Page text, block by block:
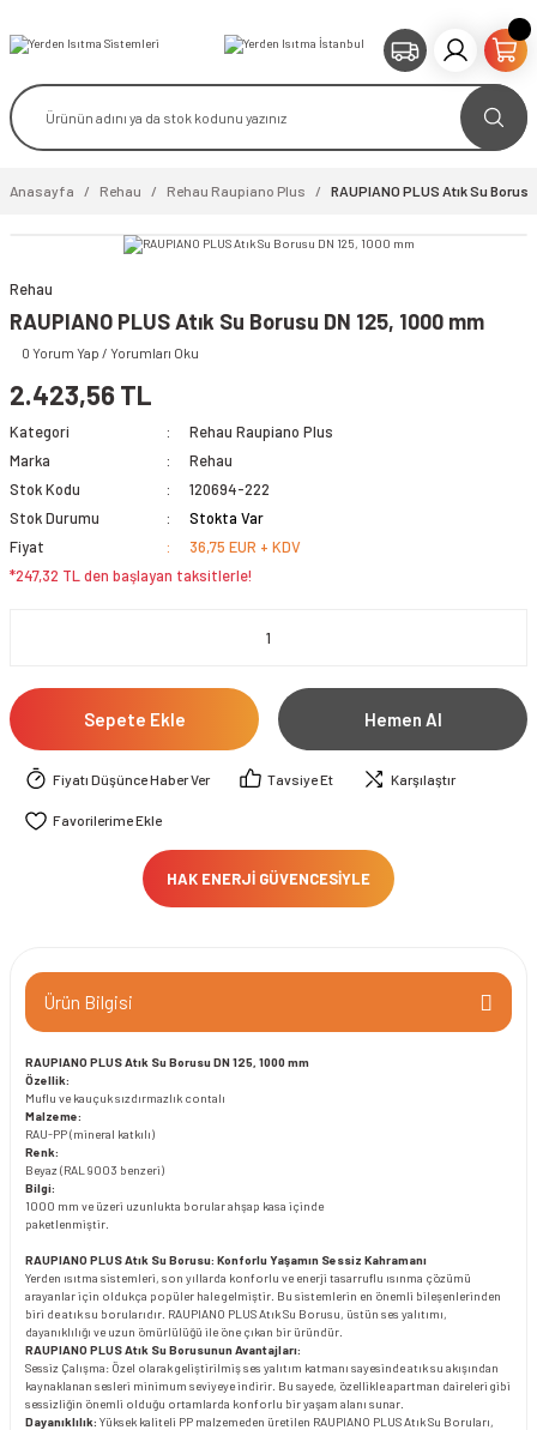
Anasayfa Rehau Rehau Raupiano Plus RAUPIANO PLUS Atık Su
Rehau
RAUPIANO PLUS Atık Su Borusu DN 125, 1000 mm
0 Yorum Yap / Yorumları Oku
2.423,56 TL
Kategori
Rehau Raupiano Plus
Marka
Rehau
Stok Kodu
120694-222
Stok Durumu
Stokta Var
Fiyat
36,75 EUR + KDV
*247,32 TL den başlayan taksitlerle!
Sepete Ekle Hemen Al
Fiyatı Düşünce Haber Ver Tavsiye Et Karşılaştır
HAK ENERJİ GÜVENCESİYLE
Ürün Bilgisi
RAUPIANO PLUS Atık Su BorusuDN 125, 1000 mm
Özellik:
Muflu ve kauçuk sızdırmazlık contalı
Malzeme:
RAU-PP (mineral katkılı)
Renk:
Beyaz (RAL 9003 benzeri)
Bilgi:
1000 mm ve üzeri uzunlukta borular ahşap kasa içinde
paketlenmiştir.
RAUPIANO PLUS Atık Su Borusu: Konforlu Yaşamın Sessiz Kahramanı
Yerden ısıtma sistemleri, son yıllarda konforlu ve enerji tasarruflu ısınma çözümü
arayanlar için oldukça popüler hale gelmiştir. Bu sistemlerin en önemli bileşenlerinden
biri de atık su borularıdır. RAUPIANO PLUS Atık Su Borusu, üstün ses yalıtımı,
dayanıklılığı ve uzun ömürlülüğü ile öne çıkan bir üründür.
RAUPIANO PLUS Atık Su Borusunun Avantajları:
Sessiz Çalışma: Özel olarak geliştirilmiş ses yalıtım katmanı sayesinde atık su akışından
kaynaklanan sesleri minimum seviyeye indirir. Bu sayede, özellikle apartman daireleri gibi
sessizliğin önemli olduğu ortamlarda konforlu bir yaşam alanı sunar.
Dayanıklılık: Yüksek kaliteli PP malzemeden üretilen RAUPIANO PLUS Atık Su Boruları,